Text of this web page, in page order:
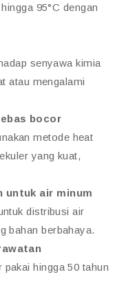
95°C dengan
senyawa kimia
atau mengalami
bocor
metode heat
yang kuat,
untuk air minum
distribusi air
bahan berbahaya.
hingga 50 tahun